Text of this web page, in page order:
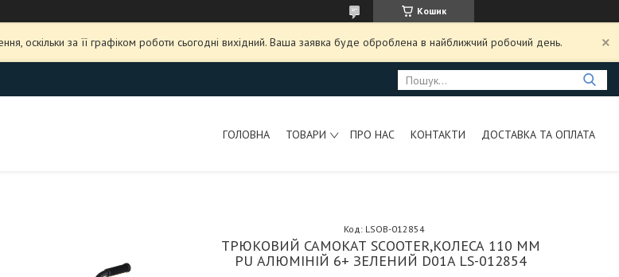
Кошик
оскільки за її графіком роботи сьогодні вихідний. Ваша заявка буде оброблена в найближчий робочий день.
ГОЛОВНА ТОВАРИ ПРО НАС КОНТАКТИ ДОСТАВКА ТА ОПЛАТА
ТРЮКОВИЙ САМОКАТ SCOOTER,КОЛЕСА 110 ММ
PU АЛЮМІНІЙ 6+ ЗЕЛЕНИЙ D01A LS-012854
Код: LSOB-012854